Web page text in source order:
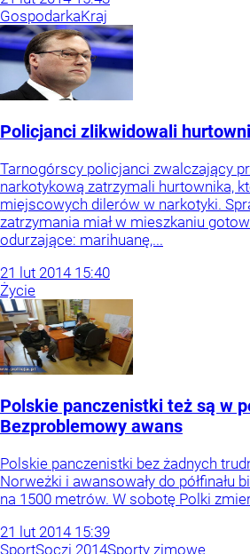
GospodarkaKraj
Policjanci zlikwidowali
Tarnogórscy policjanci zwalczający
narkotykową zatrzymali hurtownika,
miejscowych dilerów w narkotyki.
zatrzymania miał w mieszkaniu
odurzające: marihuanę,...
21 lut 2014 15:40
Życie
Polskie panczenistki też są w
Bezproblemowy awans
Polskie panczenistki bez żadnych
Norweżki i awansowały do półfinału
na 1500 metrów. W sobotę Polki
21 lut 2014 15:39
SportSoczi 2014Sporty zimowe